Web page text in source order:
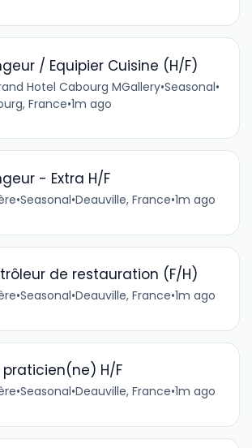
/ Equipier Cuisine (H/F)
Hotel Cabourg MGallery•Seasonal•
France•1m ago
- Extra H/F
•Seasonal•Deauville, France•1m ago
de restauration (F/H)
•Seasonal•Deauville, France•1m ago
praticien(ne) H/F
•Seasonal•Deauville, France•1m ago